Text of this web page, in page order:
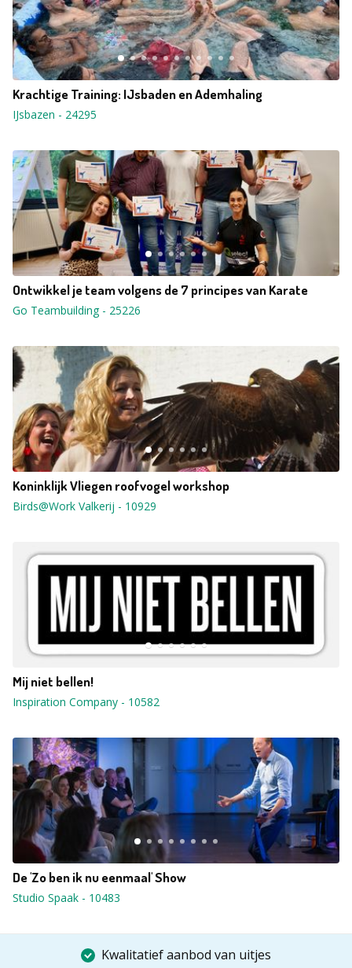
Krachtige Training: IJsbaden en Ademhaling
IJsbazen - 24295
Ontwikkel je team volgens de 7 principes van Karate
Go Teambuilding- 25226
Koninklijk Vliegen roofvogel workshop
Birds@Work Valkerij - 10929
Mij niet bellen!
Inspiration Company - 10582
De 'Zo ben ik nu eenmaal' Show
Studio Spaak - 10483
Kwalitatief aanbod van uitjes